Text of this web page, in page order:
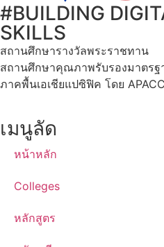
#BUILDING
SKILLS
สถานศึกษารางวัลพระราชทาน
สถานศึกษาคุณภาพรับรองมาตรฐ
ภาคพื้นเอเชียแปซิฟิค โดย APACC
เมนูลัด
หน้าหลัก
Colleges
หลักสูตร